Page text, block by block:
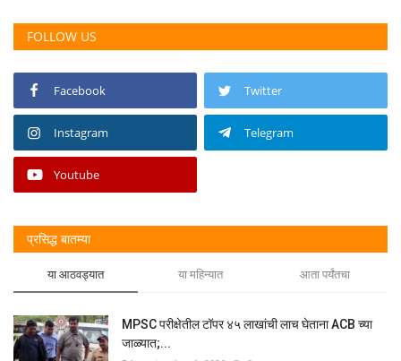
FOLLOW US
Facebook Twitter
Instagram Telegram
Youtube
प्रसिद्ध बातम्या
या आठवड्यात या महिन्यात आता पर्यंतचा
MPSC परीक्षेतील टॉपर ४५ लाखांची लाच घेताना ACB च्या
जाळ्यात;...